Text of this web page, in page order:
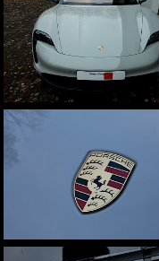
Sichtschutz
Sonnenschutz
Infrastruktur